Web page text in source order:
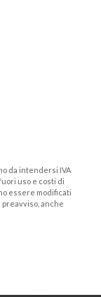
da intendersi IVA
uso e costi di
essere modificati
anche